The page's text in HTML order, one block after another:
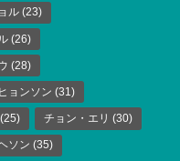
ル (23)
(26)
(28)
ョンソン (31)
(25) チョン・エリ (30)
ソン (35)